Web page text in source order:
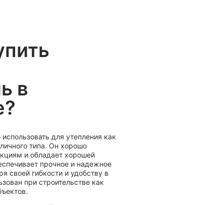
в
для утепления как
типа. Он хорошо
и обладает хорошей
прочное и надежное
своей гибкости и удобству в
при строительстве как